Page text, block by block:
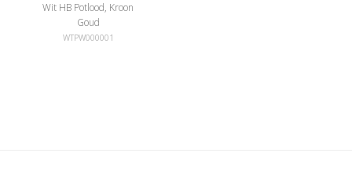
Wit HB Potlood, Kroon
Goud
WTPW000001